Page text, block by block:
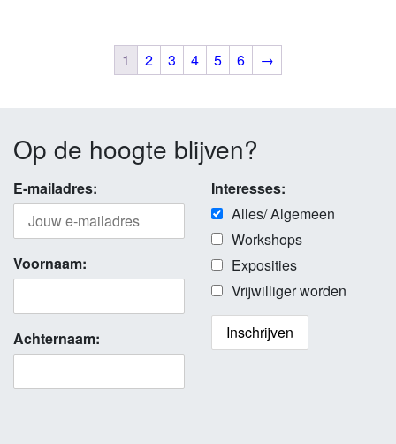
1 2 3 4 5 6 →
Op de hoogte blijven?
E-mailadres:
Voornaam:
Achternaam:
Interesses:
Alles/ Algemeen
Workshops
Exposities
Vrijwilliger worden